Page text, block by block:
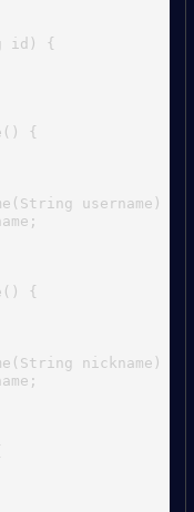
id) {
{
username) {
{
nickname) {